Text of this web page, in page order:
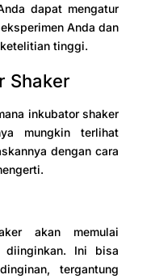
dapat mengatur
Anda dan
tinggi.
Shaker
inkubator shaker
mungkin terlihat
dengan cara
akan memulai
diinginkan. Ini bisa
tergantung